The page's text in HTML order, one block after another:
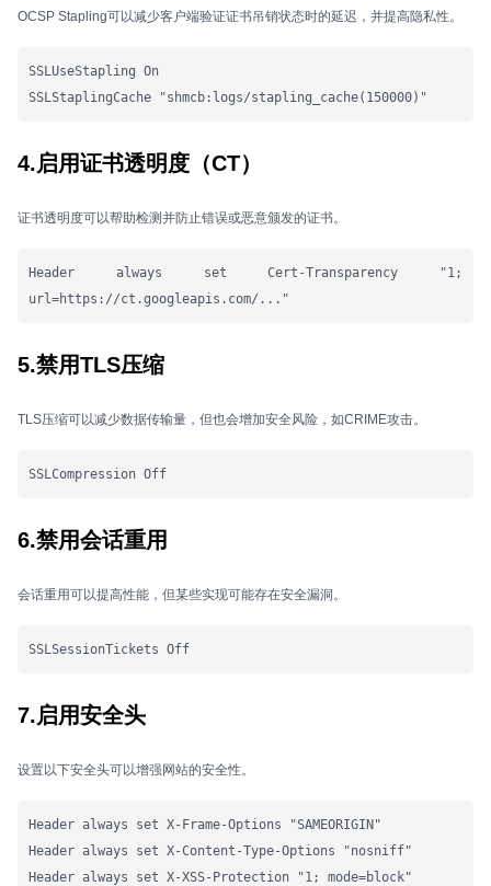
OCSP Stapling可以减少客户端验证证书吊销状态时的延迟，并提高隐私性。
SSLUseStapling On
SSLStaplingCache "shmcb:logs/stapling_cache(150000)"
4.启用证书透明度（CT）
证书透明度可以帮助检测并防止错误或恶意颁发的证书。
Header always set Cert-Transparency "1;
url=https://ct.googleapis.com/..."
5.禁用TLS压缩
TLS压缩可以减少数据传输量，但也会增加安全风险，如CRIME攻击。
SSLCompression Off
6.禁用会话重用
会话重用可以提高性能，但某些实现可能存在安全漏洞。
SSLSessionTickets Off
7.启用安全头
设置以下安全头可以增强网站的安全性。
Header always set X-Frame-Options "SAMEORIGIN"
Header always set X-Content-Type-Options "nosniff"
Header always set X-XSS-Protection "1; mode=block"